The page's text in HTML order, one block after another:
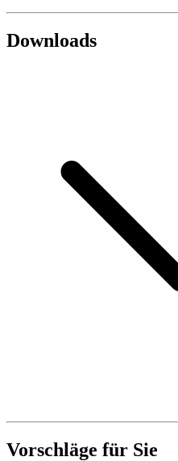
Downloads
Vorschläge für Sie